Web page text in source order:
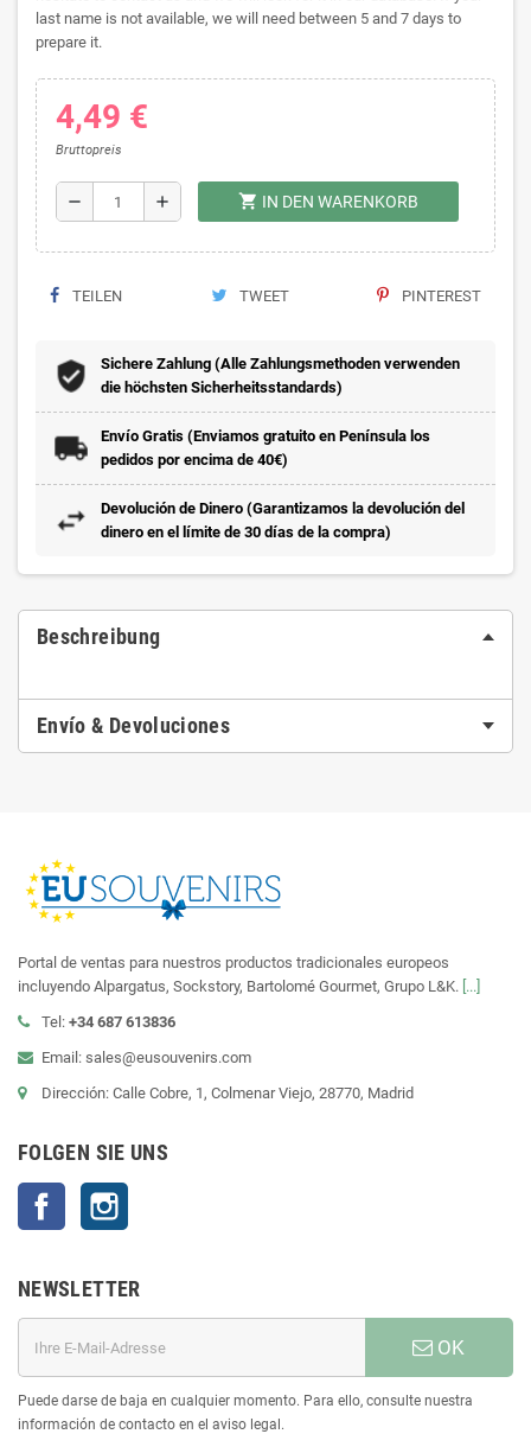
last name is not available, we will need between 5 and 7 days to
prepare it.
4,49 €
Bruttopreis
remove add shopping_cart IN DEN WARENKORB
TEILEN TWEET PINTEREST
Sichere Zahlung (Alle Zahlungsmethoden verwenden
die höchsten Sicherheitsstandards)
Envío Gratis (Enviamos gratuito en Península los
pedidos por encima de 40€)
Devolución de Dinero (Garantizamos la devolución del
dinero en el límite de 30 días de la compra)
Beschreibung
Envío & Devoluciones
Portal de ventas para nuestros productos tradicionales europeos
incluyendo Alpargatus, Sockstory, Bartolomé Gourmet, Grupo L&K. [...]
Tel: +34 687 613836
Email: sales@eusouvenirs.com
Dirección: Calle Cobre, 1, Colmenar Viejo, 28770, Madrid
FOLGEN SIE UNS
Facebook
NEWSLETTER
OK
Puede darse de baja en cualquier momento. Para ello, consulte nuestra
información de contacto en el aviso legal.